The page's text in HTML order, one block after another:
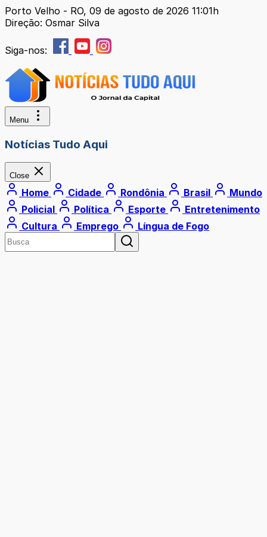
Porto Velho - RO, 09 de agosto de 2026 11:01h
Direção: Osmar Silva
Siga-nos:
Menu
Notícias Tudo Aqui
Close
Home Cidade Rondônia Brasil
Mundo
Policial
Política Esporte
Entretenimento
Cultura
Emprego Língua de Fogo